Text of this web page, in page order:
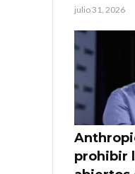
julio 31, 2026
prohibir